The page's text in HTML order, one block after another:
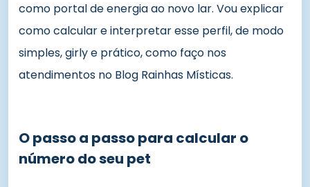
como portal de energia ao novo lar. Vou explicar
como calcular e interpretar esse perfil, de modo
simples, girly e prático, como faço nos
atendimentos no Blog Rainhas Místicas.
O passo a passo para calcular o
número do seu pet